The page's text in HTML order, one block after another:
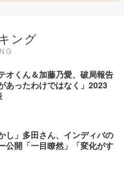
ング
オくん＆加藤乃愛、破局報告
あったわけではなく」2023
し」多田さん、インディバの
公開「一目瞭然」「変化がす